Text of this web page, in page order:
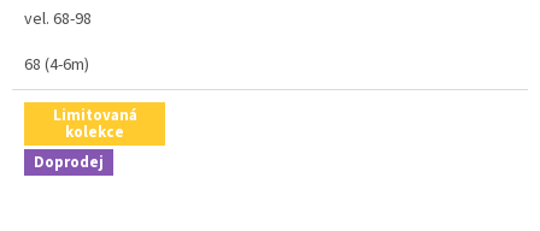
vel. 68-98
68 (4-6m)
Limitovaná
kolekce
Doprodej